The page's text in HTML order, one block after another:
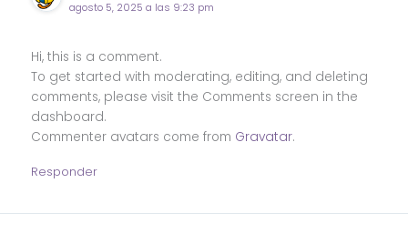
agosto 5, 2025 a las 9:23 pm
Hi, this is a comment.
To get started with moderating, editing, and deleting
comments, please visit the Comments screen in the
dashboard.
Commenter avatars come from Gravatar.
Responder